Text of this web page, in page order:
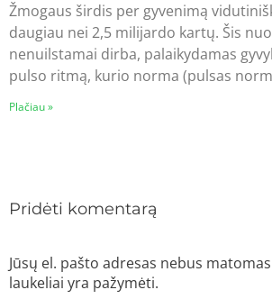
Žmogaus širdis per gyvenimą
daugiau nei 2,5 milijardo kartų. Šis
nenuilstamai dirba, palaikydamas
pulso ritmą, kurio norma (pulsas
Plačiau »
Pridėti komentarą
Jūsų el. pašto adresas nebus
laukeliai yra pažymėti.